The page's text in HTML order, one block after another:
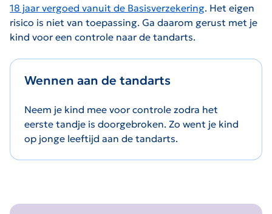
18 jaar vergoed vanuit de Basisverzekering. Het eigen
risico is niet van toepassing. Ga daarom gerust met je
kind voor een controle naar de tandarts.
Wennen aan de tandarts
Neem je kind mee voor controle zodra het
eerste tandje is doorgebroken. Zo went je kind
op jonge leeftijd aan de tandarts.